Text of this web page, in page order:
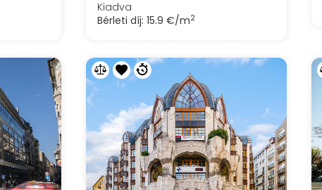
Kiadva
Bérleti díj: 15.9 €/m2